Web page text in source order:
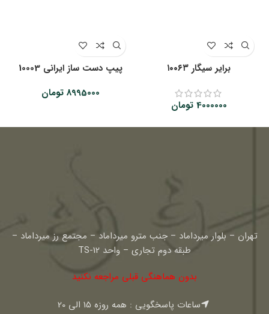
‌‌برایر سیگار ۱۰۰۶۳
4000000 تومان
پیپ دست ساز ایرانی 10003
8995000 تومان
تهران – بلوار میرداماد – جنب مترو میرداماد – مجتمع رز میرداماد –
طبقه دوم تجاری – واحد TS-12
بدون هماهنگی قبلی مراجعه نکنید
ساعات پاسخگویی : همه روزه 15 الی 20